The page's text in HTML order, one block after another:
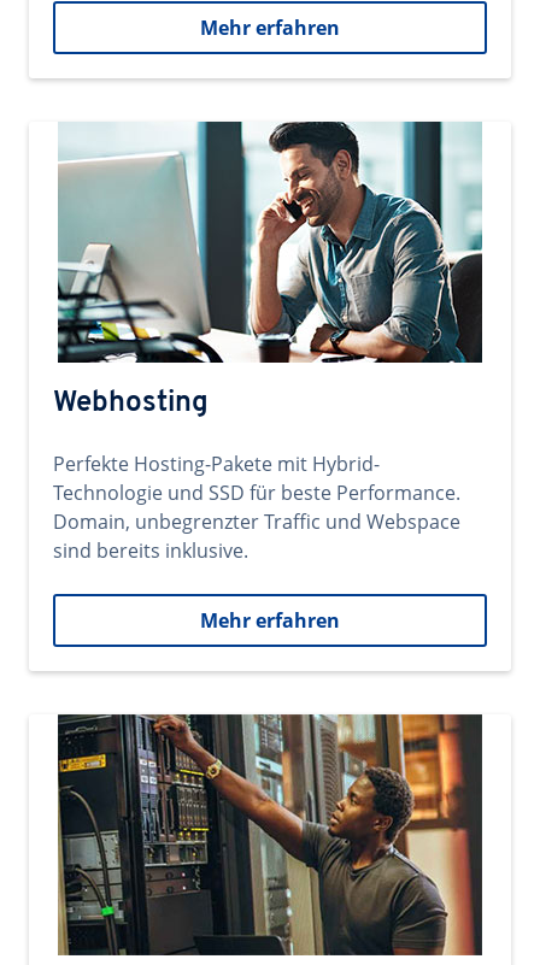
Mehr erfahren
Webhosting
Perfekte Hosting-Pakete mit Hybrid-
Technologie und SSD für beste Performance.
Domain, unbegrenzter Traffic und Webspace
sind bereits inklusive.
Mehr erfahren